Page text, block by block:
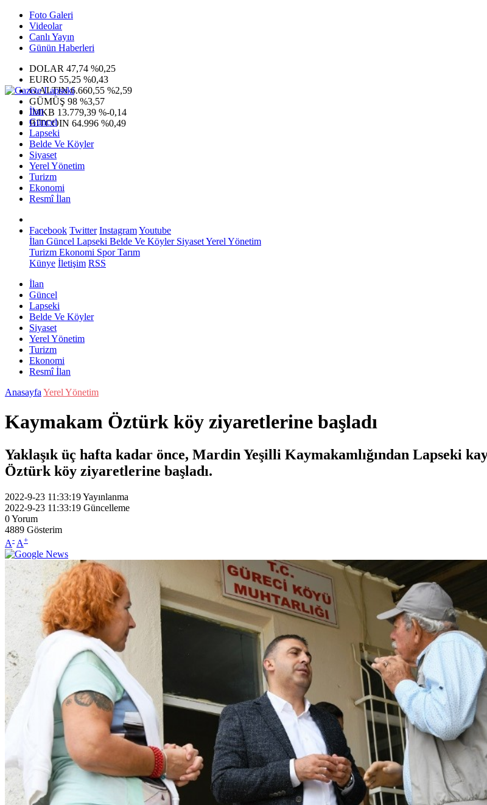
Foto Galeri
Videolar
Canlı Yayın
Günün Haberleri
DOLAR 47,74 %0,25
EURO 55,25 %0,43
G.ALTIN6.660,55 %2,59
GÜMÜŞ 98 %3,57
IMKB 13.779,39 %-0,14
BITCOIN 64.996 %0,49
İlan
Güncel
Lapseki
Belde Ve Köyler
Siyaset
Yerel Yönetim
Turizm
Ekonomi
Resmî İlan
Facebook Twitter InstagramYoutube
İlan Güncel Lapseki Belde Ve KöylerSiyasetYerel Yönetim
Turizm Ekonomi SporTarım
Künye İletişim RSS
İlan
Güncel
Lapseki
Belde Ve Köyler
Siyaset
Yerel Yönetim
Turizm
Ekonomi
Resmî İlan
Anasayfa Yerel Yönetim
Kaymakam Öztürk köy ziyaretlerine başladı
Yaklaşık üç hafta kadar önce, Mardin Yeşilli Kaymakamlığından Lapseki
Öztürk köy ziyaretlerine başladı.
2022-9-23 11:33:19Yayınlanma
2022-9-23 11:33:19 Güncelleme
0Yorum
4889 Gösterim
A- A+